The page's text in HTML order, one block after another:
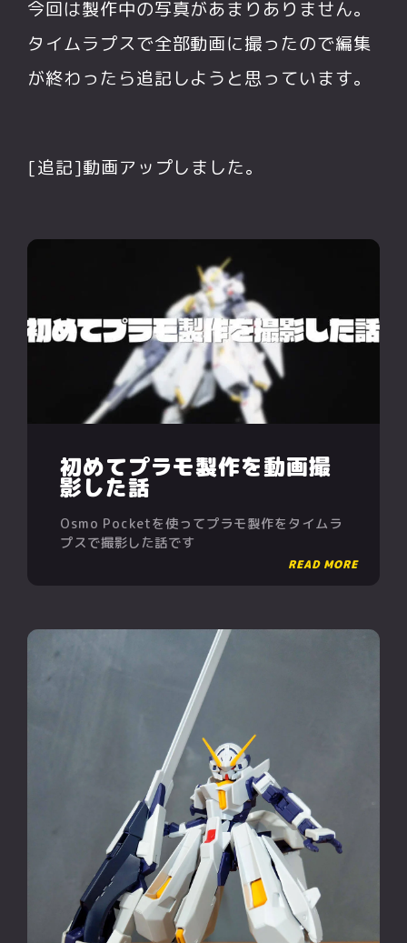
今回は製作中の写真があまりありません。
タイムラプスで全部動画に撮ったので編集
が終わったら追記しようと思っています。
[追記]動画アップしました。
初めてプラモ製作を動画撮
影した話
Osmo Pocketを使ってプラモ製作をタイムラ
プスで撮影した話です